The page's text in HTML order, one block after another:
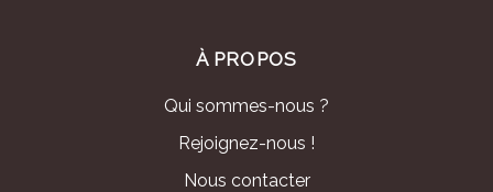
À PROPOS
Qui sommes-nous ?
Rejoignez-nous !
Nous contacter